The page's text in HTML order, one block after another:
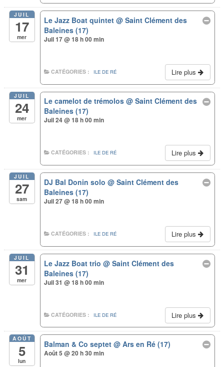
JUIL
17
mer
Le Jazz Boat quintet@ Saint Clément des
Baleines (17)
Juil 17 @ 18 h 00 min
Lire plus
CATÉGORIES : ILE DE RÉ
JUIL
24
mer
Le camelot de trémolos@ Saint Clément des
Baleines (17)
Juil 24 @ 18 h 00 min
Lire plus
CATÉGORIES : ILE DE RÉ
JUIL
27
sam
DJ Bal Donin solo@ Saint Clément des
Baleines (17)
Juil 27 @ 18 h 00 min
Lire plus
CATÉGORIES : ILE DE RÉ
JUIL
31
mer
Le Jazz Boat trio@ Saint Clément des
Baleines (17)
Juil 31 @ 18 h 00 min
Lire plus
CATÉGORIES : ILE DE RÉ
AOÛT
5
lun
Balman & Co septet@ Ars en Ré (17)
Août 5 @ 20 h 30 min